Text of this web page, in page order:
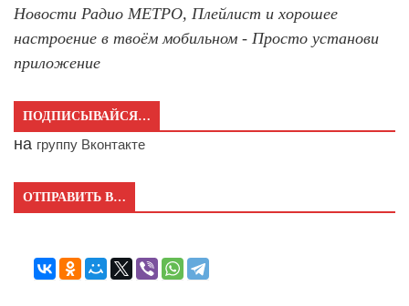
Новости Радио МЕТРО, Плейлист и хорошее
настроение в твоём мобильном - Просто установи
приложение
ПОДПИСЫВАЙСЯ…
на группу Вконтакте
ОТПРАВИТЬ В…